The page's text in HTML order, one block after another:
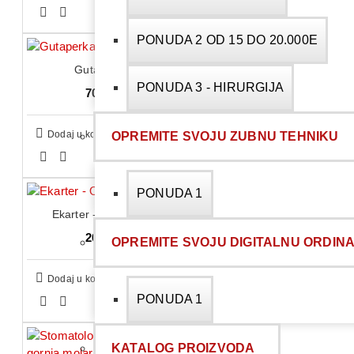
PONUDA 2 OD 15 DO 20.000E
PONUDA 3 - HIRURGIJA
OPREMITE SVOJU ZUBNU TEHNIKU
PONUDA 1
OPREMITE SVOJU DIGITALNU
PONUDA 1
KATALOG PROIZVODA
Gutaperka poeni
708,00 RSD
Dodaj u korpu
Ekarter - OptraGate Refill
202,00 RSD
Dodaj u korpu